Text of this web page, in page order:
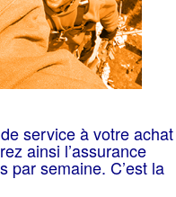
service à votre achat
ainsi l’assurance
par semaine. C’est la